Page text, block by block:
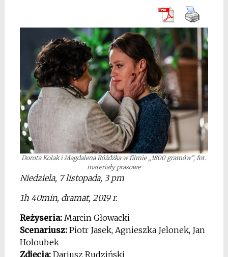
Dorota Kolak i Magdalena Różdżka w filmie „1800 gramów”, fot.
materiały prasowe
Niedziela, 7 listopada, 3 pm
1h 40min, dramat, 2019r.
Reżyseria:Marcin Głowacki
Scenariusz:Piotr Jasek, Agnieszka Jelonek, Jan
Holoubek
Zdjęcia:Dariusz Rudziński